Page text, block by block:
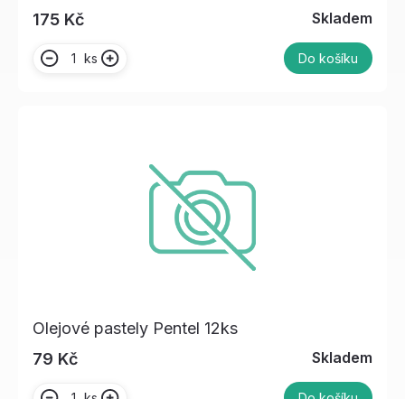
175 Kč
Skladem
ks Do košíku
Olejové pastely Pentel 12ks
79 Kč
Skladem